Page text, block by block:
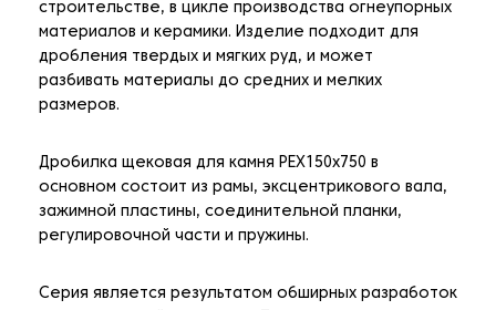
строительстве, в цикле производства огнеупорных
материалов и керамики. Изделие подходит для
дробления твердых и мягких руд, и может
разбивать материалы до средних и мелких
размеров.
Дробилка щековая для камня PEX150x750 в
основном состоит из рамы, эксцентрикового вала,
зажимной пластины, соединительной планки,
регулировочной части и пружины.
Серия является результатом обширных разработок